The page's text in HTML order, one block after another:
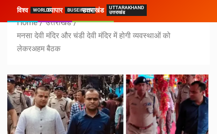
विश्व WORLDव्यापार BUSEINESSउत्तराखंड
UTTARAKHAND
उत्तराखंड
Home
उत्तराखंड
मनसा देवी मंदिर और चंडी देवी मंदिर में होगी व्यवस्थाओं को
लेकरअहम बैठक